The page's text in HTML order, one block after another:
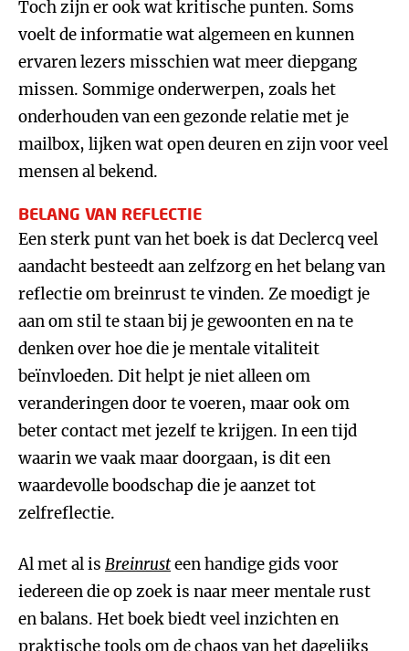
Toch zijn er ook wat kritische punten. Soms
voelt de informatie wat algemeen en kunnen
ervaren lezers misschien wat meer diepgang
missen. Sommige onderwerpen, zoals het
onderhouden van een gezonde relatie met je
mailbox, lijken wat open deuren en zijn voor veel
mensen al bekend.
BELANG VAN REFLECTIE
Een sterk punt van het boek is dat Declercq veel
aandacht besteedt aan zelfzorg en het belang van
reflectie om breinrust te vinden. Ze moedigt je
aan om stil te staan bij je gewoonten en na te
denken over hoe die je mentale vitaliteit
beïnvloeden. Dit helpt je niet alleen om
veranderingen door te voeren, maar ook om
beter contact met jezelf te krijgen. In een tijd
waarin we vaak maar doorgaan, is dit een
waardevolle boodschap die je aanzet tot
zelfreflectie.
Al met al is Breinrusteen handige gids voor
iedereen die op zoek is naar meer mentale rust
en balans. Het boek biedt veel inzichten en
praktische tools om de chaos van het dagelijks